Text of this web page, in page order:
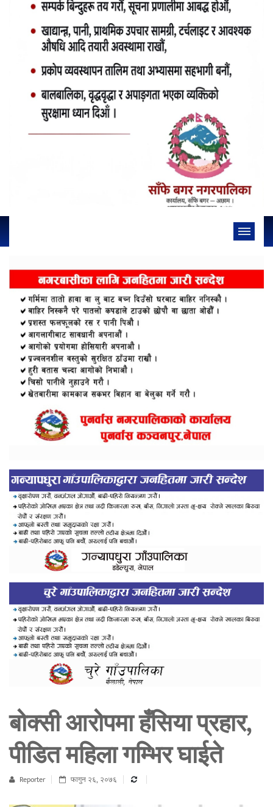
बोक्सी आरोपमा हँसिया प्रहार,
पीडित महिला गम्भिर घाईते
Reporter फागुन २६, २०७६